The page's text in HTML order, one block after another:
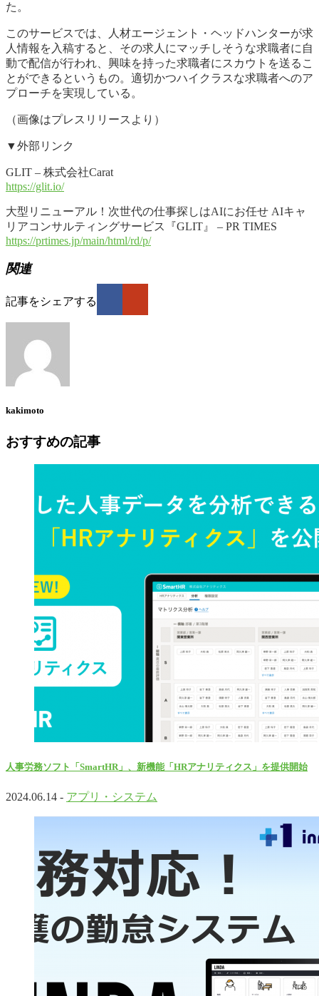
た。
このサービスでは、人材エージェント・ヘッドハンターが求
人情報を入稿すると、その求人にマッチしそうな求職者に自
動で配信が行われ、興味を持った求職者にスカウトを送るこ
とができるというもの。適切かつハイクラスな求職者へのア
プローチを実現している。
（画像はプレスリリースより）
▼外部リンク
GLIT – 株式会社Carat
https://glit.io/
大型リニューアル！次世代の仕事探しはAIにお任せ AIキャ
リアコンサルティングサービス『GLIT』 – PR TIMES
https://prtimes.jp/main/html/rd/p/
関連
記事をシェアする
kakimoto
おすすめの記事
人事労務ソフト「SmartHR」、新機能「HRアナリティクス」を提供開始
2024.06.14 - アプリ・システム